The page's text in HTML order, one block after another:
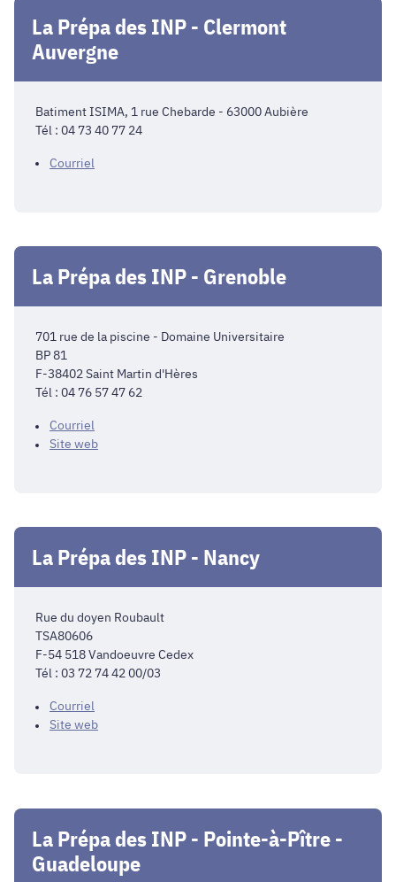
La Prépa des INP - Clermont
Auvergne
Batiment ISIMA, 1 rue Chebarde - 63000 Aubière
Tél : 04 73 40 77 24
Courriel
La Prépa des INP - Grenoble
701 rue de la piscine - Domaine Universitaire
BP 81
F-38402 Saint Martin d'Hères
Tél : 04 76 57 47 62
Courriel
Site web
La Prépa des INP - Nancy
Rue du doyen Roubault
TSA80606
F-54 518 Vandoeuvre Cedex
Tél : 03 72 74 42 00/03
Courriel
Site web
La Prépa des INP - Pointe-à-Pître -
Guadeloupe